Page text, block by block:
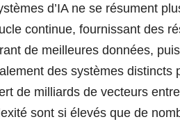
d’IA ne se résument
continue, fournissant des
de meilleures données,
des systèmes distincts
de milliards de vecteurs
sont si élevés que de